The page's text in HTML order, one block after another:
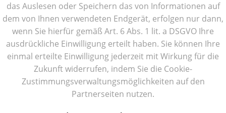
das Auslesen oder Speichern das von Informationen auf
dem von Ihnen verwendeten Endgerät, erfolgen nur dann,
wenn Sie hierfür gemäß Art. 6 Abs. 1 lit. a DSGVO Ihre
ausdrückliche Einwilligung erteilt haben. Sie können Ihre
einmal erteilte Einwilligung jederzeit mit Wirkung für die
Zukunft widerrufen, indem Sie die Cookie-
Zustimmungsverwaltungsmöglichkeiten auf den
Partnerseiten nutzen.